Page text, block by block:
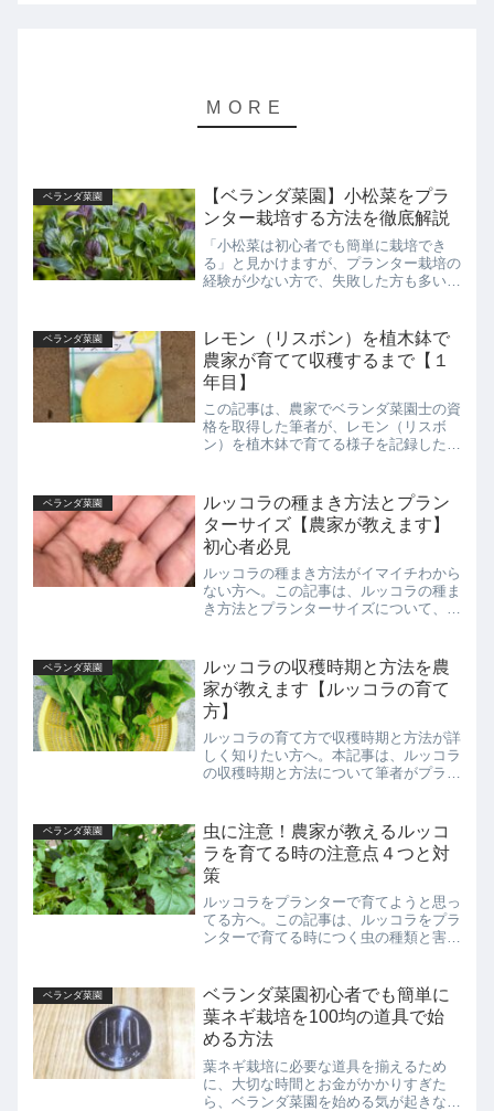
ベランダ菜園
【ベランダ菜園】小松菜をプラ
ンター栽培する方法を徹底解説
「小松菜は初心者でも簡単に栽培でき
る」と見かけますが、プランター栽培の
経験が少ない方で、失敗した方も多いの
と、今まで小松菜の栽培に失敗した方向
けに、おすすめの栽培方法を徹底解説し
ています。
ベランダ菜園
レモン（リスボン）を植木鉢で
農家が育てて収穫するまで【１
年目】
この記事は、農家でベランダ菜園士の資
格を取得した筆者が、レモン（リスボ
ン）を植木鉢で育てる様子を記録した記
記録なので、これからレモンを植木鉢で
育てようと思っている方や育てている方
は参考にしてください。
ベランダ菜園
ルッコラの種まき方法とプラン
ターサイズ【農家が教えます】
初心者必見
ルッコラの種まき方法がイマイチわから
ない方へ。この記事は、ルッコラの種ま
き方法とプランターサイズについて、ル
に解説してます。この記事を読めば失敗
しないルッコラの種まき方法がわかりま
す。
ベランダ菜園
ルッコラの収穫時期と方法を農
家が教えます【ルッコラの育て
方】
ルッコラの育て方で収穫時期と方法が詳
しく知りたい方へ。本記事は、ルッコラ
の収穫時期と方法について筆者がプラン
を読めば収穫時期と収穫方法が具体的に
わかるので失敗しないルッコラの育て方
がわかります。
ベランダ菜園
虫に注意！農家が教えるルッコ
ラを育てる時の注意点４つと対
策
ルッコラをプランターで育てようと思っ
てる方へ。この記事は、ルッコラをプラ
ンターで育てる時につく虫の種類と害虫
にもわかりやすいように解説してます。
この記事を読めば失敗しないルッコラ栽
培ができます。
ベランダ菜園
ベランダ菜園初心者でも簡単に
葉ネギ栽培を100均の道具で始
める方法
葉ネギ栽培に必要な道具を揃えるため
に、大切な時間とお金がかかりすぎた
ら、ベランダ菜園を始める気が起きない